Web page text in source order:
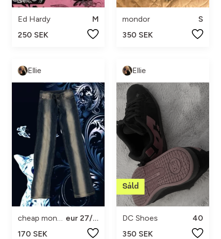
Ed Hardy
M
250 SEK
mondor
S
350 SEK
Ellie
cheap monday
eur 27/32
170 SEK
Ellie
DC Shoes
40
350 SEK